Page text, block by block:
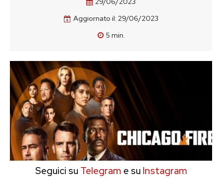
29/06/2023
Aggiornato il: 29/06/2023
5 min.
Seguici su Telegram e su Instagram